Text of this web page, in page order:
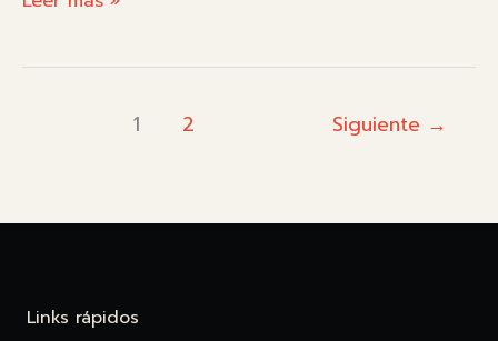
1 2 Siguiente →
Links rápidos